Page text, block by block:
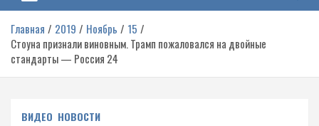
Главная 2019 Ноябрь
15
Стоуна признали виновным. Трамп пожаловался на двойные
стандарты — Россия 24
ВИДЕО НОВОСТИ